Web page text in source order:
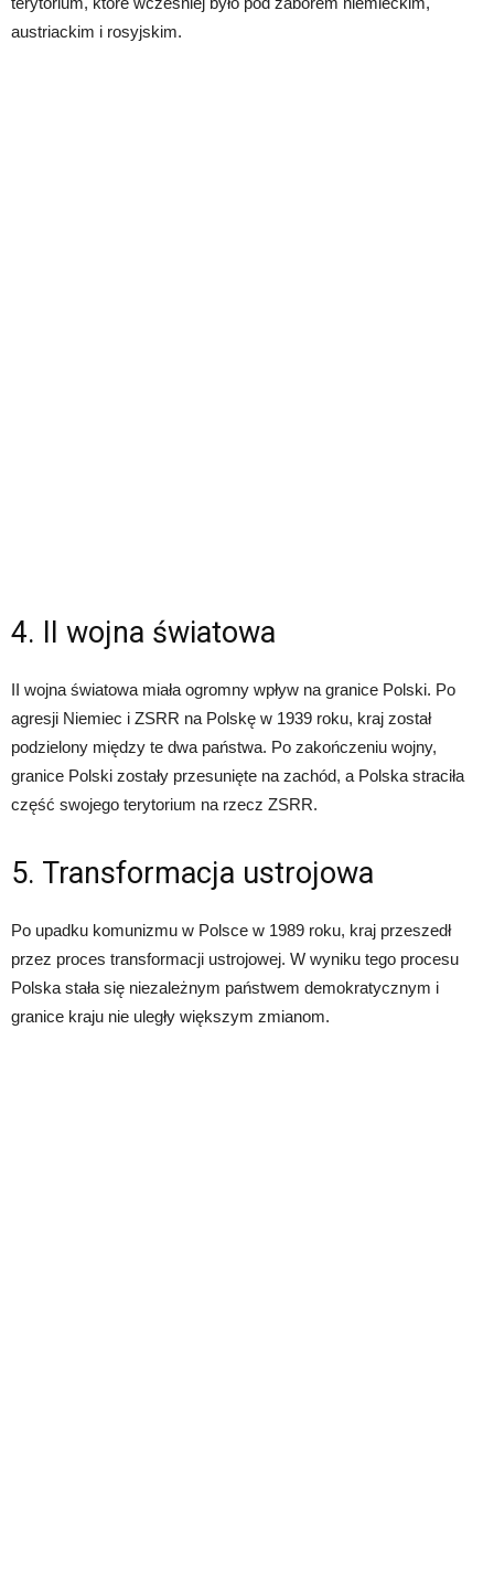
austriackim i rosyjskim.
4. II wojna światowa
II wojna światowa miała ogromny wpływ na granice Polski. Po
agresji Niemiec i ZSRR na Polskę w 1939 roku, kraj został
podzielony między te dwa państwa. Po zakończeniu wojny,
granice Polski zostały przesunięte na zachód, a Polska straciła
część swojego terytorium na rzecz ZSRR.
5. Transformacja ustrojowa
Po upadku komunizmu w Polsce w 1989 roku, kraj przeszedł
przez proces transformacji ustrojowej. W wyniku tego procesu
Polska stała się niezależnym państwem demokratycznym i
granice kraju nie uległy większym zmianom.